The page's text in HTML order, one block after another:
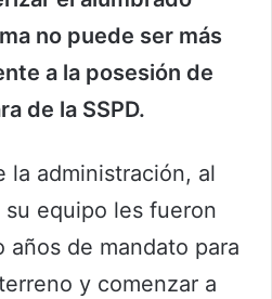
no puede ser más
a la posesión de
de la SSPD.
la administración, al
equipo les fueron
de mandato para
y comenzar a